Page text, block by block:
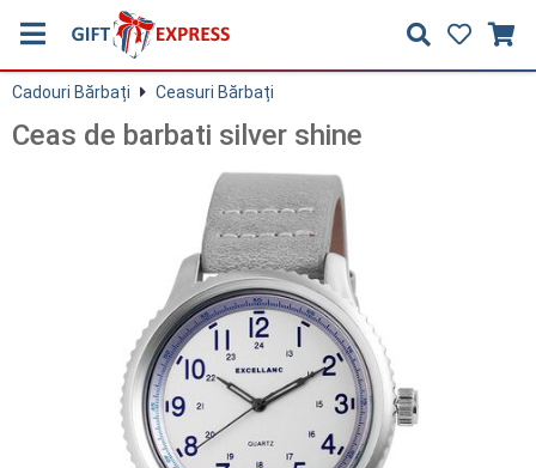
Cadouri Bărbați Ceasuri Bărbați
Ceas de barbati silver shine